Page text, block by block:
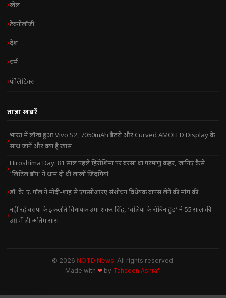
खेल
टेक्नोलॉजी
देश
धर्म
पॉलिटिक्स
ताज़ा खबरें
भारत में लॉन्च हुआ Vivo S2, 7050mAh बैटरी और Curved AMOLED Display के
साथ जानें और क्या है खास
Hiroshima Day: 81 साल पहले हिरोशिमा पर बरसा था परमाणु कहर, जानिए कैसे
‘लिटिल बॉय’ ने थाम दी थी लाखों जिंदगियां
डॉ. के. ए. पॉल ने मोदी-शाह से एफसीआरए संशोधन विधेयक वापस लेने की मांग की
नहीं रहे बसपा के इकलौते विधायक उमा शंकर सिंह, ‘बलिया के रॉबिन हुड’ ने 55 साल की
उम्र में ली अंतिम सांस
© 2026 NOTD News. All rights reserved.
Made with ❤ by Tahseen Ashrafi